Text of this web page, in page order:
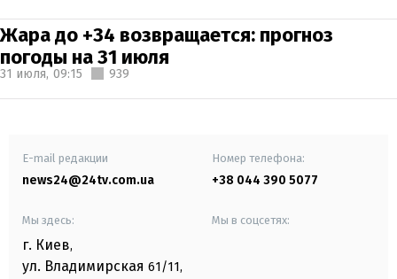
Жара до +34 возвращается: прогноз
погоды на 31 июля
31 июля, 09:15 939
E-mail редакции
news24@24tv.com.ua
Номер телефона:
+38 044 390 5077
Мы здесь:
г. Киев,
ул. Владимирская 61/11,
Мы в соцсетях: